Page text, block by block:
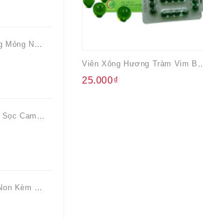
Kem Dưỡng Mỏng Nhẹ Cấp Ẩm & Sáng Da Vitamin C 20ml
Túi Canvas Sọc Cam Có Dây Kéo
Balo Mầm Non Kèm Thú Bông Cho Bé
25.000₫